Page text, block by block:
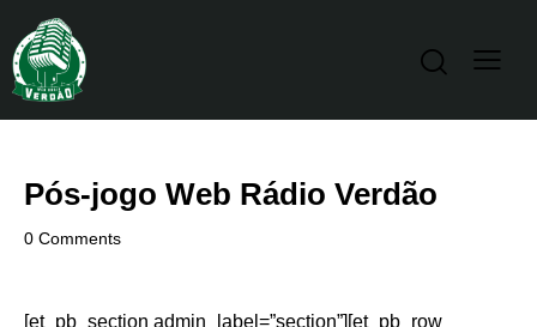
Pós-jogo Web Rádio Verdão
0 Comments
[et_pb_section admin_label=”section”][et_pb_row